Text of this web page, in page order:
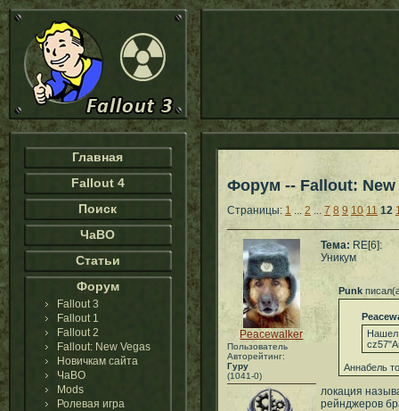
Главная
Fallout 4
Поиск
ЧаВО
Статьи
Форум
Fallout 3
Fallout 1
Fallout 2
Fallout: New Vegas
Новичкам сайта
ЧаВО
Mods
Ролевая игра
Форум -- Fallout: New
Страницы: 1 ... 2 ... 7 8 9 10 11 12
Peacewalker
Пользователь
Авторейтинг:
Гуру
(1041-0)
Тема: RE[6]:
Уникум
Punk
Нашел
Аннабель
локация
рейнджеров